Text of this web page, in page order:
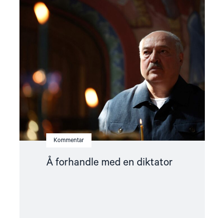
Kommentar
Å forhandle med en diktator
forhandle